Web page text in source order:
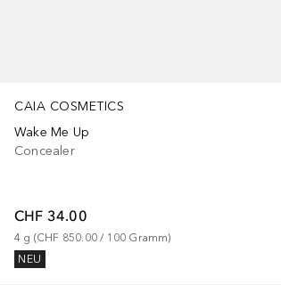
CAIA COSMETICS
Wake Me Up
Concealer
CHF 34.00
4 g (CHF 850.00 / 100 Gramm)
NEU+